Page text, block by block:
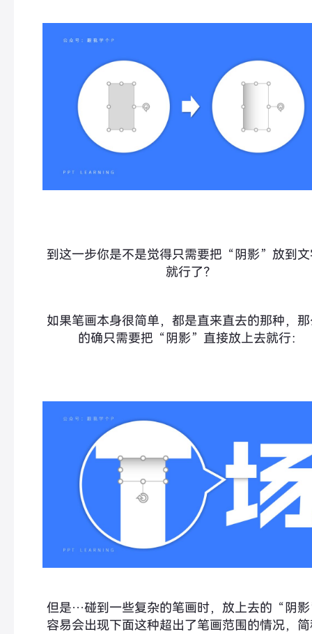
到这一步你是不是觉得只需要把“阴影”放到文
就行了？
如果笔画本身很简单，都是直来直去的那种，
的确只需要把“阴影”直接放上去就行：
但是…碰到一些复杂的笔画时，放上去的“阴
容易会出现下面这种超出了笔画范围的情况，